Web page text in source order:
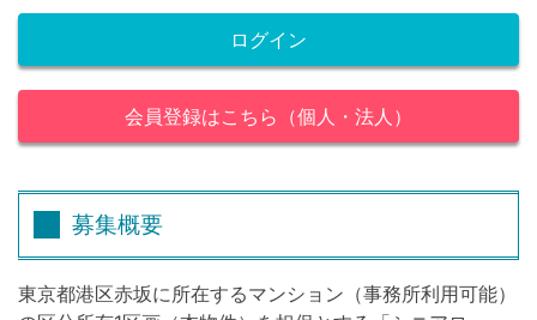
ログイン
会員登録はこちら（個人・法人）
募集概要
東京都港区赤坂に所在するマンション（事務所利用可能）